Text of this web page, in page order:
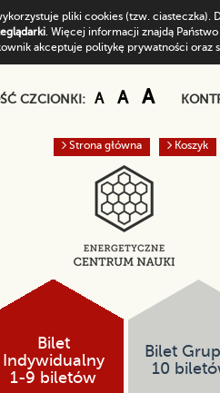
pliki cookies (tzw. ciasteczka).
. Więcej informacji znajdą Państwo
akceptuje politykę prywatności oraz
CZCIONKI: A Domyślny
A Większa
A
Strona główna Koszyk
Bilet
Indywidualny
1-9 biletów
Bilet
10